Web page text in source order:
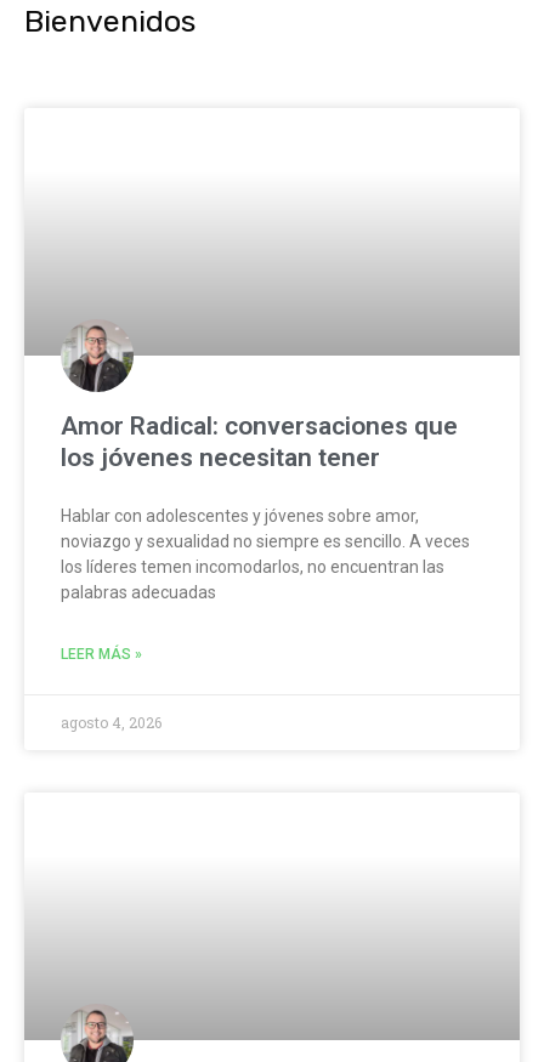
Bienvenidos
Amor Radical: conversaciones que
los jóvenes necesitan tener
Hablar con adolescentes y jóvenes sobre amor,
noviazgo y sexualidad no siempre es sencillo. A veces
los líderes temen incomodarlos, no encuentran las
palabras adecuadas
LEER MÁS »
agosto 4, 2026